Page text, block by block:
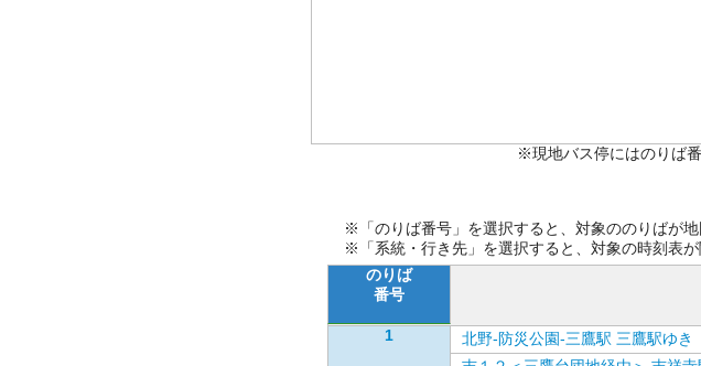
※現地バス停にはのりば
※「のりば番号」を選択すると、対象ののりばが地
※「系統・行き先」を選択すると、対象の時刻表が
のりば
番号
1
北野-防災公園-三鷹駅 三鷹駅ゆき